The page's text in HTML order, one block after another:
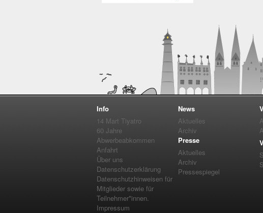
Info
14 Mart Tiyatro
60 Jahre
Abwerbeabkommen
Anfahrt
Über uns
Datenschutzerklärung
Datenschutzhinweisen für
Mitglieder sowie für
Teilnehmer*innen.
Impressum
News
Aktuelles
Archiv
Presse
Aktuelles
Archiv
Pressespiegel